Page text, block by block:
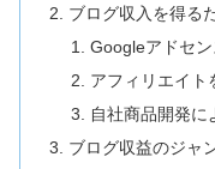
ブログ収入を得る
Googleアドセ
アフィリエイト
自社商品開発に
ブログ収益のジャ